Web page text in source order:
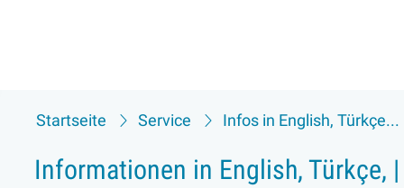
Startseite Service Infos in English, Türkçe...
Informationen in English, Türkçe, |